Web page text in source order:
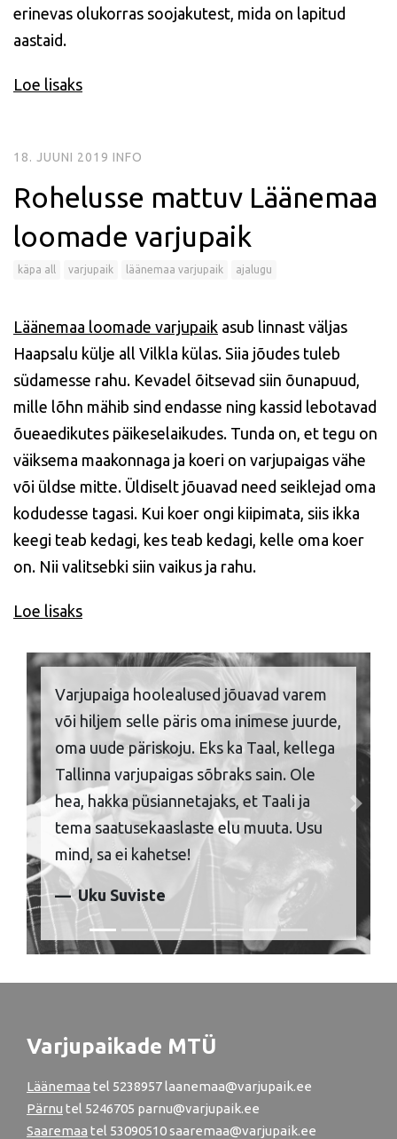
erinevas olukorras soojakutest, mida on lapitud
aastaid.
Loe lisaks
18. JUUNI 2019 INFO
Rohelusse mattuv Läänemaa
loomade varjupaik
käpa all varjupaik läänemaa varjupaik ajalugu
Läänemaa loomade varjupaik asub linnast väljas
Haapsalu külje all Vilkla külas. Siia jõudes tuleb
südamesse rahu. Kevadel õitsevad siin õunapuud,
mille lõhn mähib sind endasse ning kassid lebotavad
õueaedikutes päikeselaikudes. Tunda on, et tegu on
väiksema maakonnaga ja koeri on varjupaigas vähe
või üldse mitte. Üldiselt jõuavad need seiklejad oma
kodudesse tagasi. Kui koer ongi kiipimata, siis ikka
keegi teab kedagi, kes teab kedagi, kelle oma koer
on. Nii valitsebki siin vaikus ja rahu.
Loe lisaks
Varjupaiga hoolealused jõuavad varem
või hiljem selle päris oma inimese juurde,
oma uude päriskoju. Eks ka Taal, kellega
Tallinna varjupaigas sõbraks sain. Ole
hea, hakka püsiannetajaks, et Taali ja
tema saatusekaaslaste elu muuta. Usu
mind, sa ei kahetse!
Uku Suviste
Previous Next
Varjupaikade MTÜ
Läänemaa tel 5238957 laanemaa@varjupaik.ee
Pärnu tel 5246705 parnu@varjupaik.ee
Saaremaa tel 53090510 saaremaa@varjupaik.ee